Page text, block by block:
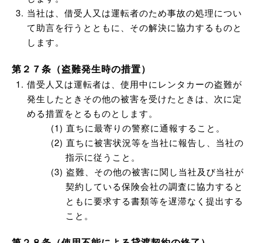
当社は、借受人又は運転者のため事故の処理につい
て助言を行うとともに、その解決に協力するものと
します。
第２７条（盗難発生時の措置）
借受人又は運転者は、使用中にレンタカーの盗難が
発生したときその他の被害を受けたときは、次に定
める措置をとるものとします。
直ちに最寄りの警察に通報すること。
直ちに被害状況等を当社に報告し、当社の
指示に従うこと。
盗難、その他の被害に関し当社及び当社が
契約している保険会社の調査に協力すると
ともに要求する書類等を遅滞なく提出する
こと。